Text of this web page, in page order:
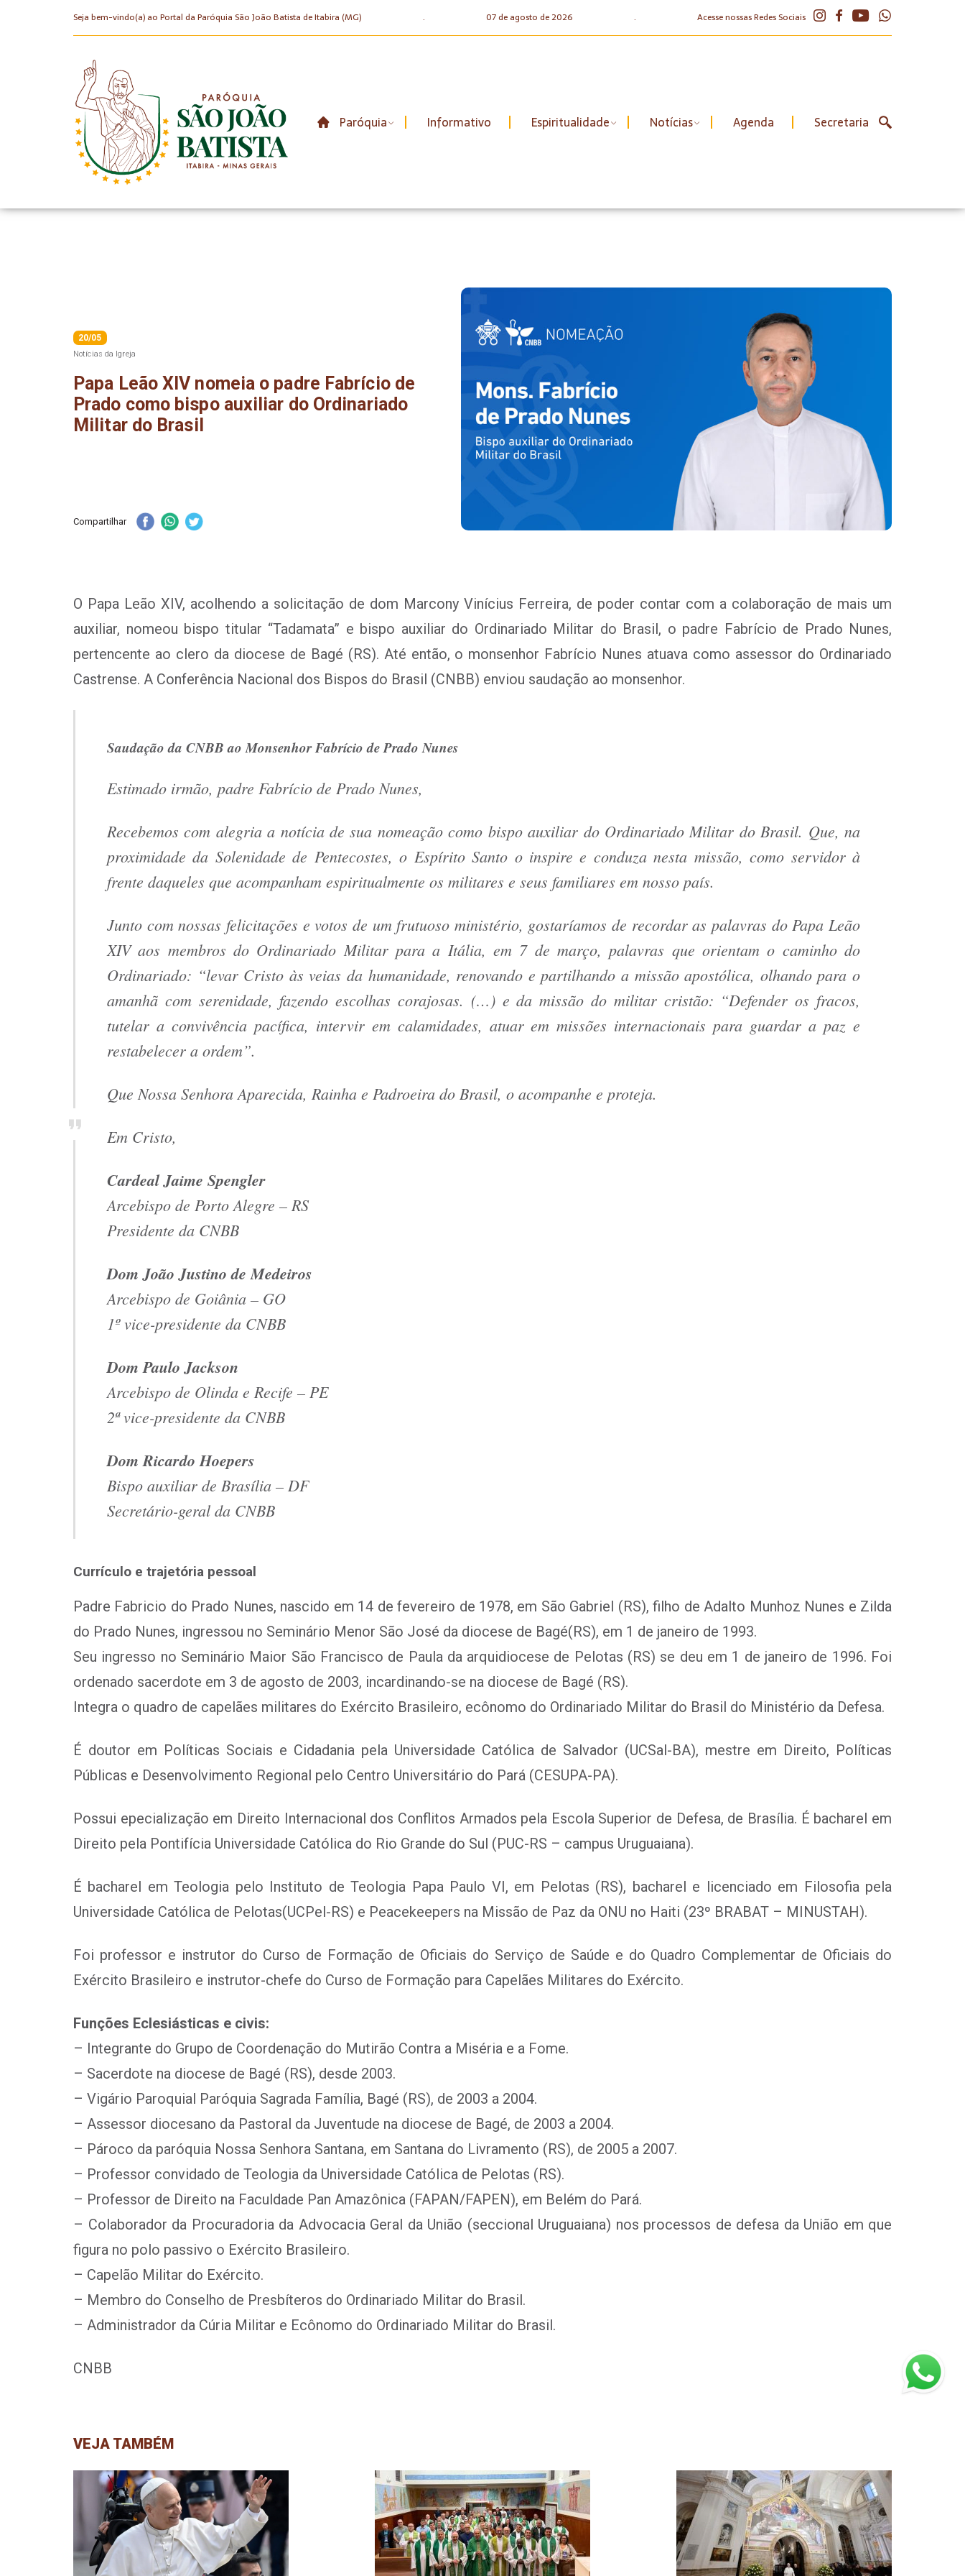
Seja bem-vindo(a) ao Portal da Paróquia São João Batista de Itabira (MG) . 07 de agosto de 2026 . Acesse nossas Redes Sociais
Paróquia Informativo Espiritualidade Notícias Agenda Secretaria
20/05
Notícias da Igreja
Papa Leão XIV nomeia o padre Fabrício de
Prado como bispo auxiliar do Ordinariado
Militar do Brasil
Compartilhar
O Papa Leão XIV, acolhendo a solicitação de dom Marcony Vinícius Ferreira, de poder contar com a colaboração de mais um
auxiliar, nomeou bispo titular “Tadamata” e bispo auxiliar do Ordinariado Militar do Brasil, o padre Fabrício de Prado Nunes,
pertencente ao clero da diocese de Bagé (RS). Até então, o monsenhor Fabrício Nunes atuava como assessor do Ordinariado
Castrense. A Conferência Nacional dos Bispos do Brasil (CNBB) enviou saudação ao monsenhor.
Saudação da CNBB ao Monsenhor Fabrício de Prado Nunes
Estimado irmão, padre Fabrício de Prado Nunes,
Recebemos com alegria a notícia de sua nomeação como bispo auxiliar do Ordinariado Militar do Brasil. Que, na
proximidade da Solenidade de Pentecostes, o Espírito Santo o inspire e conduza nesta missão, como servidor à
frente daqueles que acompanham espiritualmente os militares e seus familiares em nosso país.
Junto com nossas felicitações e votos de um frutuoso ministério, gostaríamos de recordar as palavras do Papa Leão
XIV aos membros do Ordinariado Militar para a Itália, em 7 de março, palavras que orientam o caminho do
Ordinariado: “levar Cristo às veias da humanidade, renovando e partilhando a missão apostólica, olhando para o
amanhã com serenidade, fazendo escolhas corajosas. (…) e da missão do militar cristão: “Defender os fracos,
tutelar a convivência pacífica, intervir em calamidades, atuar em missões internacionais para guardar a paz e
restabelecer a ordem”.
Que Nossa Senhora Aparecida, Rainha e Padroeira do Brasil, o acompanhe e proteja.
Em Cristo,
Cardeal Jaime Spengler
Arcebispo de Porto Alegre – RS
Presidente da CNBB
Dom João Justino de Medeiros
Arcebispo de Goiânia – GO
1º vice-presidente da CNBB
Dom Paulo Jackson
Arcebispo de Olinda e Recife – PE
2ª vice-presidente da CNBB
Dom Ricardo Hoepers
Bispo auxiliar de Brasília – DF
Secretário-geral da CNBB
Currículo e trajetória pessoal
Padre Fabricio do Prado Nunes, nascido em 14 de fevereiro de 1978, em São Gabriel (RS), filho de Adalto Munhoz Nunes e Zilda
do Prado Nunes, ingressou no Seminário Menor São José da diocese de Bagé(RS), em 1 de janeiro de 1993.
Seu ingresso no Seminário Maior São Francisco de Paula da arquidiocese de Pelotas (RS) se deu em 1 de janeiro de 1996. Foi
ordenado sacerdote em 3 de agosto de 2003, incardinando-se na diocese de Bagé (RS).
Integra o quadro de capelães militares do Exército Brasileiro, ecônomo do Ordinariado Militar do Brasil do Ministério da Defesa.
É doutor em Políticas Sociais e Cidadania pela Universidade Católica de Salvador (UCSal-BA), mestre em Direito, Políticas
Públicas e Desenvolvimento Regional pelo Centro Universitário do Pará (CESUPA-PA).
Possui epecialização em Direito Internacional dos Conflitos Armados pela Escola Superior de Defesa, de Brasília. É bacharel em
Direito pela Pontifícia Universidade Católica do Rio Grande do Sul (PUC-RS – campus Uruguaiana).
É bacharel em Teologia pelo Instituto de Teologia Papa Paulo VI, em Pelotas (RS), bacharel e licenciado em Filosofia pela
Universidade Católica de Pelotas(UCPel-RS) e Peacekeepers na Missão de Paz da ONU no Haiti (23º BRABAT – MINUSTAH).
Foi professor e instrutor do Curso de Formação de Oficiais do Serviço de Saúde e do Quadro Complementar de Oficiais do
Exército Brasileiro e instrutor-chefe do Curso de Formação para Capelães Militares do Exército.
Funções Eclesiásticas e civis:
– Integrante do Grupo de Coordenação do Mutirão Contra a Miséria e a Fome.
– Sacerdote na diocese de Bagé (RS), desde 2003.
– Vigário Paroquial Paróquia Sagrada Família, Bagé (RS), de 2003 a 2004.
– Assessor diocesano da Pastoral da Juventude na diocese de Bagé, de 2003 a 2004.
– Pároco da paróquia Nossa Senhora Santana, em Santana do Livramento (RS), de 2005 a 2007.
– Professor convidado de Teologia da Universidade Católica de Pelotas (RS).
– Professor de Direito na Faculdade Pan Amazônica (FAPAN/FAPEN), em Belém do Pará.
– Colaborador da Procuradoria da Advocacia Geral da União (seccional Uruguaiana) nos processos de defesa da União em que
figura no polo passivo o Exército Brasileiro.
– Capelão Militar do Exército.
– Membro do Conselho de Presbíteros do Ordinariado Militar do Brasil.
– Administrador da Cúria Militar e Ecônomo do Ordinariado Militar do Brasil.
CNBB
VEJA TAMBÉM